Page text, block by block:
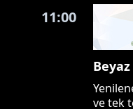
11:00
ve tek